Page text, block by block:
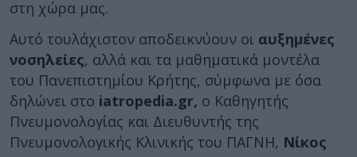
στη χώρα μας.
Αυτό τουλάχιστον αποδεικνύουν οι αυξημένες
νοσηλείες, αλλά και τα μαθηματικά μοντέλα
του Πανεπιστημίου Κρήτης, σύμφωνα με όσα
δηλώνει στο iatropedia.gr, ο Καθηγητής
Πνευμονολογίας και Διευθυντής της
Πνευμονολογικής Κλινικής του ΠΑΓΝΗ, Νίκος